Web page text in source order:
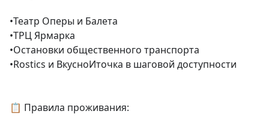
•Театр Оперы и Балета
•ТРЦ Ярмарка
•Остановки общественного транспорта
•Rostics и ВкусноИточка в шаговой доступности
📋 Правила проживания: